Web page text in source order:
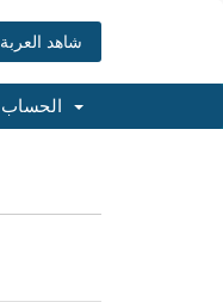
شاهد العربة